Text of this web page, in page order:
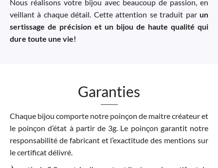
Nous réalisons votre bijou avec beaucoup de passion, en
veillant à chaque détail. Cette attention se traduit par un
sertissage de précision et un bijou de haute qualité qui
dure toute une vie!
Garanties
Chaque bijou comporte notre poinçon de maitre créateur et
le poinçon d’état à partir de 3g. Le poinçon garantit notre
responsabilité de fabricant et l’exactitude des mentions sur
le certificat délivré.